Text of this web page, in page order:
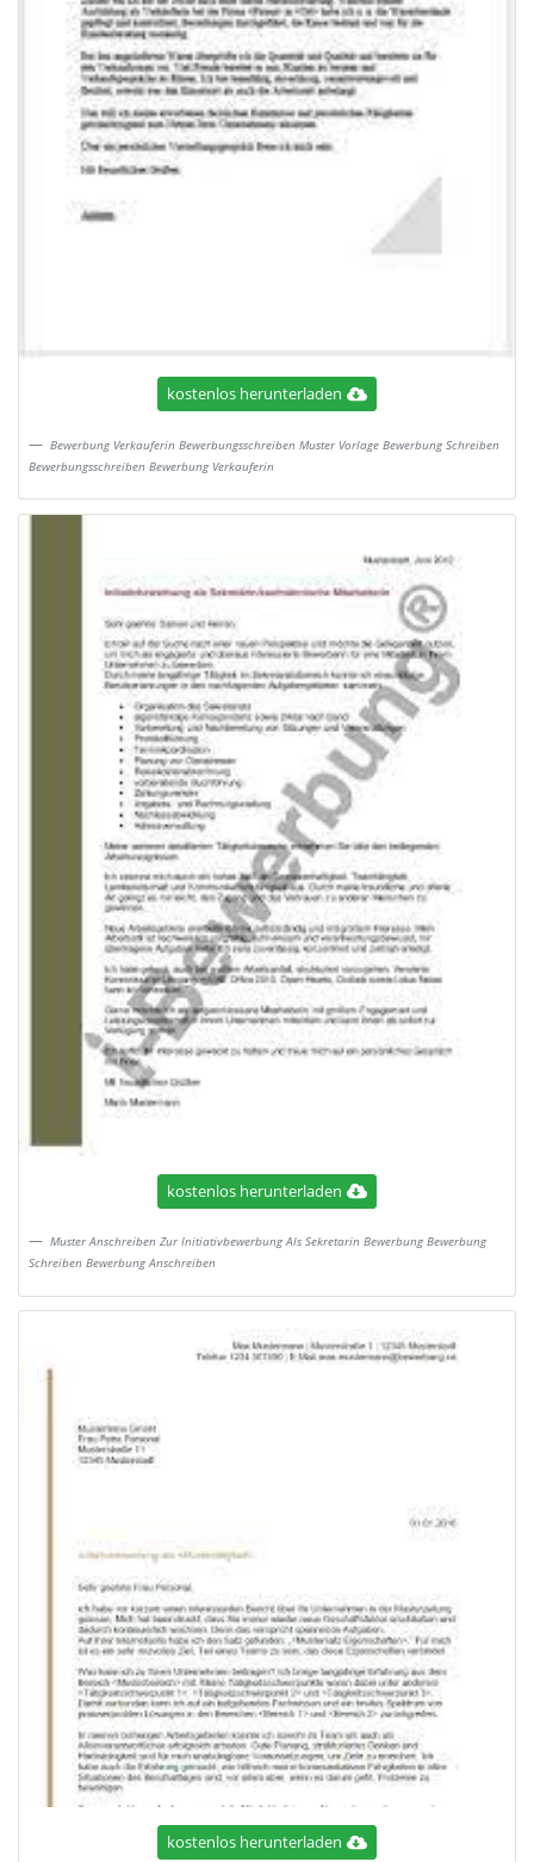
kostenlos herunterladen
Bewerbung Verkauferin Bewerbungsschreiben Muster Vorlage Bewerbung Schreiben
Bewerbungsschreiben Bewerbung Verkauferin
kostenlos herunterladen
Muster Anschreiben Zur Initiativbewerbung Als Sekretarin Bewerbung Bewerbung
Schreiben Bewerbung Anschreiben
kostenlos herunterladen